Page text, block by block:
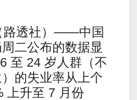
路透社）——中国
二公布的数据显
至 24 岁人群（不
的失业率从上个
上升至 7 月份